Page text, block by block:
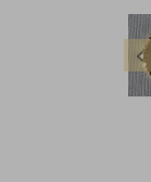
